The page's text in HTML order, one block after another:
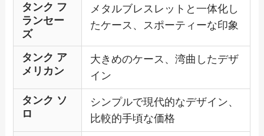
タンク フ
ランセー
ズ
メタルブレスレットと一体化し
たケース、スポーティーな印象
タンク ア
メリカン
大きめのケース、湾曲したデザ
イン
タンク ソ
ロ
シンプルで現代的なデザイン、
比較的手頃な価格